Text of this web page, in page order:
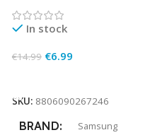
In stock
€14.99 €6.99
SKU: 8806090267246
BRAND Samsung